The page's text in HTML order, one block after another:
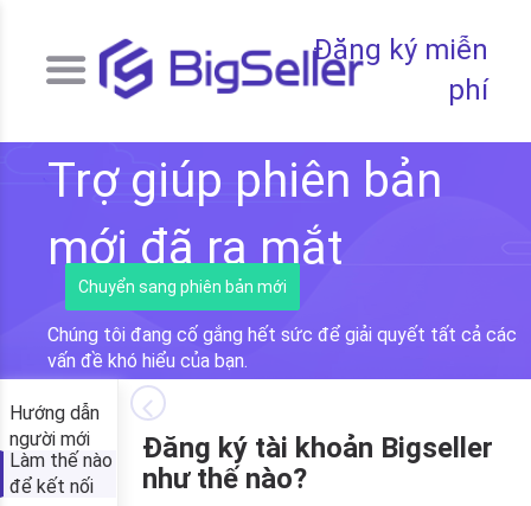
Đăng ký miễn
phí
Trợ giúp phiên bản
mới đã ra mắt
Chuyển sang phiên bản mới
Chúng tôi đang cố gắng hết sức để giải quyết tất cả các
vấn đề khó hiểu của bạn.
Hướng dẫn
người mới
Làm thế nào
để kết nối
Đăng ký tài khoản Bigseller
như thế nào?